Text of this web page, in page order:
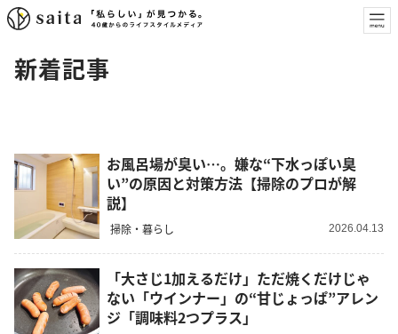
新着記事
お風呂場が臭い…。嫌な“下水っぽい臭
い”の原因と対策方法【掃除のプロが解
説】
掃除・暮らし 2026.04.13
「大さじ1加えるだけ」ただ焼くだけじゃ
ない「ウインナー」の“甘じょっぱ”アレン
ジ「調味料2つプラス」